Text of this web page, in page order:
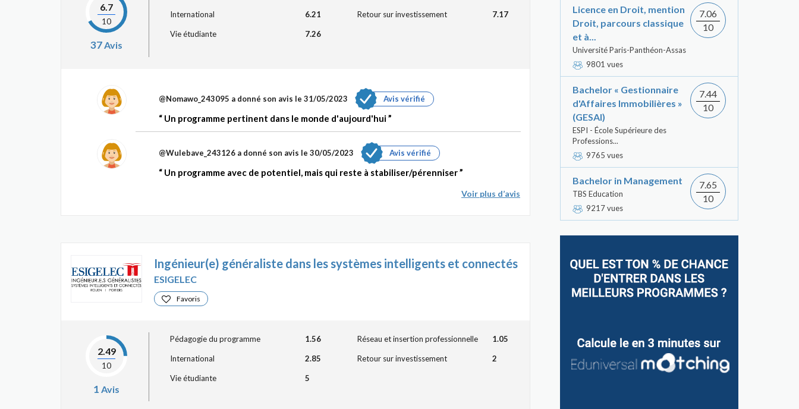
6.7
10
37 Avis
International 6.21
Vie étudiante 7.26
Retour sur investissement 7.17
@Nomawo_243095 a donné son avis le 31/05/2023 Avis vérifié
Un programme pertinent dans le monde d'aujourd'hui
@Wulebave_243126 a donné son avis le 30/05/2023 Avis vérifié
Un programme avec de potentiel, mais qui reste à stabiliser/pérenniser
Voir plus d’avis
Ingénieur(e) généraliste dans les systèmes intelligents et connectés
ESIGELEC
Favoris
2.49
10
1 Avis
Pédagogie du programme 1.56
International 2.85
Vie étudiante 5
Réseau et insertion professionnelle 1.05
Retour sur investissement 2
Licence en Droit, mention
Droit, parcours classique
et à...
Université Paris-Panthéon-Assas
9801 vues
7.06
10
Bachelor « Gestionnaire
d'Affaires Immobilières »
(GESAI)
ESPI - École Supérieure des
Professions...
9765 vues
7.44
10
Bachelor in Management
TBS Education
9217 vues
7.65
10